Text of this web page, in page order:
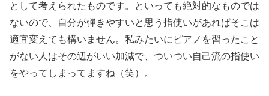
として考えられたものです。といっても絶対的なものでは
ないので、自分が弾きやすいと思う指使いがあればそこは
適宜変えても構いません。私みたいにピアノを習ったこと
がない人はその辺がいい加減で、ついつい自己流の指使い
をやってしまってますね（笑）。